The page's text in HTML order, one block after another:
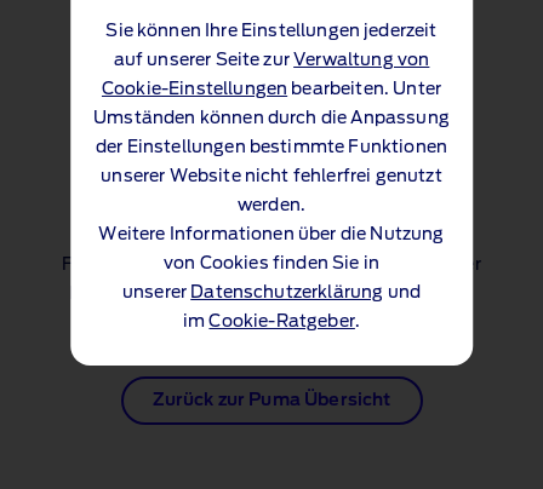
Sie können Ihre Einstellungen jederzeit
auf unserer Seite zur Verwaltung von
Cookie-Einstellungen bearbeiten. Unter
Umständen können durch die Anpassung
der Einstellungen bestimmte Funktionen
unserer Website nicht fehlerfrei genutzt
werden.
Weitere Informationen über die Nutzung
von Cookies finden Sie in
unserer Datenschutzerklärung und
imCookie-Ratgeber.
Technische Daten (PDF 88 KB)
Zubehör
Für diese Dateien wird der Adobe Acrobat Reader
benötigt.Sie können diesen hier herunterladen
Zurück zur Puma Übersicht